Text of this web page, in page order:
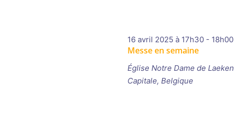
Messe en semaine
16 avril 2025 à 17h30- 18h00
Église Notre Dame de Laeken
Capitale, Belgique